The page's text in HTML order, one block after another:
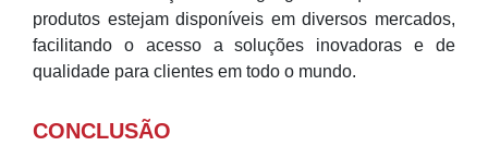
produtos estejam disponíveis em diversos mercados,
facilitando o acesso a soluções inovadoras e de
qualidade para clientes em todo o mundo.
CONCLUSÃO